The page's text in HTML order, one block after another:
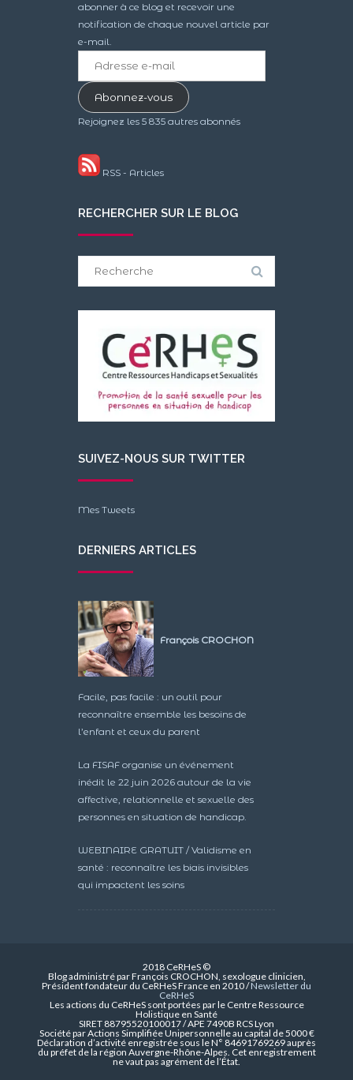
abonner à ce blog et recevoir une
notification de chaque nouvel article par
e-mail.
mailAbonnez-vous
Rejoignez les 5 835 autres abonnés
RSS - Articles
RECHERCHER SUR LE BLOG
SUIVEZ-NOUS SUR TWITTER
Mes Tweets
DERNIERS ARTICLES
François CROCHON
Facile, pas facile : un outil pour
reconnaître ensemble les besoins de
l’enfant et ceux du parent
La FISAF organise un événement
inédit le 22 juin 2026 autour de la vie
affective, relationnelle et sexuelle des
personnes en situation de handicap.
WEBINAIRE GRATUIT / Validisme en
santé : reconnaître les biais invisibles
qui impactent les soins
2018 CeRHeS ©
Blog administré par François CROCHON, sexologue clinicien,
Président fondateur du CeRHeS France en 2010 /Newsletter du
CeRHeS
Les actions du CeRHeS sont portées par le Centre Ressource
Holistique en Santé
SIRET 88795520100017 / APE 7490B RCS Lyon
Société par Actions Simplifiée Unipersonnelle au capital de 5000 €
Déclaration d’activité enregistrée sous le N° 84691769269 auprès
du préfet de la région Auvergne-Rhône-Alpes. Cet enregistrement
ne vaut pas agrément de l’État.